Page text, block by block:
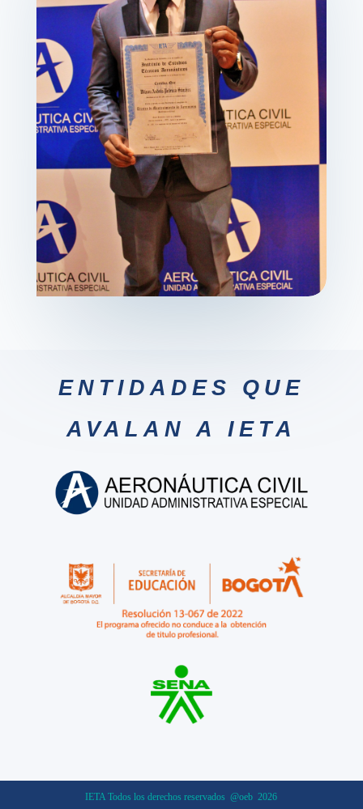
ENTIDADES QUE
AVALAN A IETA
IETA Todos los derechos reservados @oeb 2026